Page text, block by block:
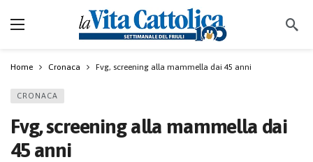
Home Cronaca Fvg, screening alla mammella dai 45 anni
CRONACA
Fvg, screening alla mammella dai
45 anni